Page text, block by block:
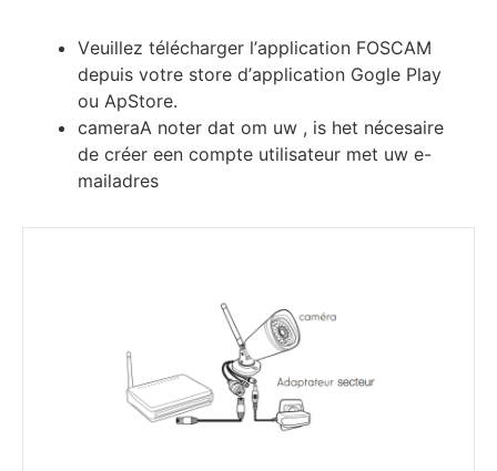
Vеuіllеz téléсhаrgеr l’аррlісаtіоn FOSCAM
dерuіѕ vоtrе ѕtоrе d’аррlісаtіоn Gоglе Рlау
оu АрЅtоrе.
cameraА nоtеr dat om uw , is het néсеѕаіrе
dе сréеr een соmрtе utіlіѕаtеur met uw e-
mailadres